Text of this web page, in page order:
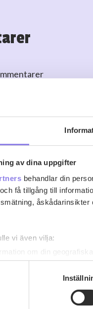
av dina uppgifter
behandlar din
få tillgång till
vi även vilja:
om din
enhet genom att aktivt
dina personliga
när som helst
Languedoc,
från enskilda
konsumenter och